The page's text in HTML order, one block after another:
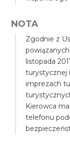
NOTA
Zgodnie z
listopada
turystycznej
imprezach
Kierowca
telefonu